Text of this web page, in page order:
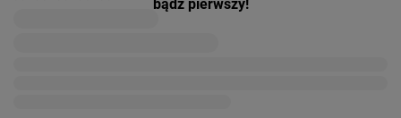
bądź pierwszy!